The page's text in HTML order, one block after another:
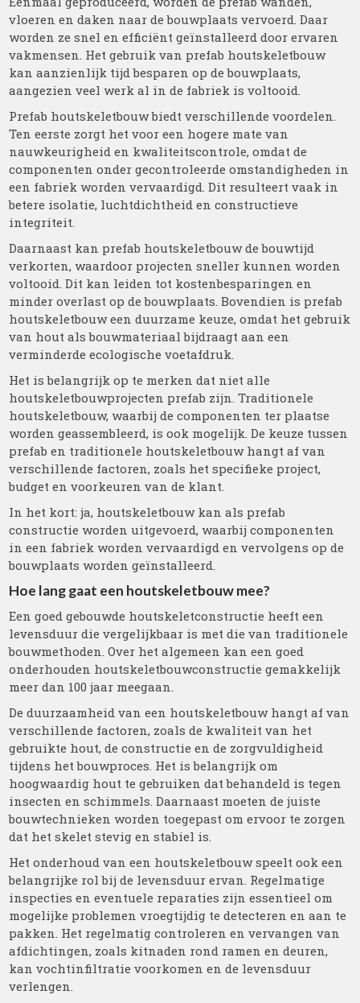
vloeren en daken naar de bouwplaats vervoerd. Daar
worden ze snel en efficiënt geïnstalleerd door ervaren
vakmensen. Het gebruik van prefab houtskeletbouw
kan aanzienlijk tijd besparen op de bouwplaats,
aangezien veel werk al in de fabriek is voltooid.
Prefab houtskeletbouw biedt verschillende voordelen.
Ten eerste zorgt het voor een hogere mate van
nauwkeurigheid en kwaliteitscontrole, omdat de
componenten onder gecontroleerde omstandigheden in
een fabriek worden vervaardigd. Dit resulteert vaak in
betere isolatie, luchtdichtheid en constructieve
integriteit.
Daarnaast kan prefab houtskeletbouw de bouwtijd
verkorten, waardoor projecten sneller kunnen worden
voltooid. Dit kan leiden tot kostenbesparingen en
minder overlast op de bouwplaats. Bovendien is prefab
houtskeletbouw een duurzame keuze, omdat het gebruik
van hout als bouwmateriaal bijdraagt aan een
verminderde ecologische voetafdruk.
Het is belangrijk op te merken dat niet alle
houtskeletbouwprojecten prefab zijn. Traditionele
houtskeletbouw, waarbij de componenten ter plaatse
worden geassembleerd, is ook mogelijk. De keuze tussen
prefab en traditionele houtskeletbouw hangt af van
verschillende factoren, zoals het specifieke project,
budget en voorkeuren van de klant.
In het kort: ja, houtskeletbouw kan als prefab
constructie worden uitgevoerd, waarbij componenten
in een fabriek worden vervaardigd en vervolgens op de
bouwplaats worden geïnstalleerd.
Hoe lang gaat een houtskeletbouw mee?
Een goed gebouwde houtskeletconstructie heeft een
levensduur die vergelijkbaar is met die van traditionele
bouwmethoden. Over het algemeen kan een goed
onderhouden houtskeletbouwconstructie gemakkelijk
meer dan 100 jaar meegaan.
De duurzaamheid van een houtskeletbouw hangt af van
verschillende factoren, zoals de kwaliteit van het
gebruikte hout, de constructie en de zorgvuldigheid
tijdens het bouwproces. Het is belangrijk om
hoogwaardig hout te gebruiken dat behandeld is tegen
insecten en schimmels. Daarnaast moeten de juiste
bouwtechnieken worden toegepast om ervoor te zorgen
dat het skelet stevig en stabiel is.
Het onderhoud van een houtskeletbouw speelt ook een
belangrijke rol bij de levensduur ervan. Regelmatige
inspecties en eventuele reparaties zijn essentieel om
mogelijke problemen vroegtijdig te detecteren en aan te
pakken. Het regelmatig controleren en vervangen van
afdichtingen, zoals kitnaden rond ramen en deuren,
kan vochtinfiltratie voorkomen en de levensduur
verlengen.